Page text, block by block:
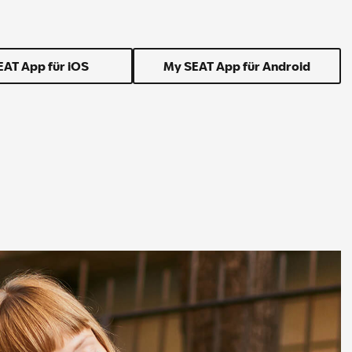
App für iOS My SEAT App für Android